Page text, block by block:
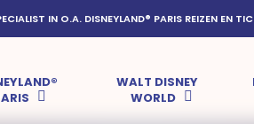
IN O.A. DISNEYLAND® PARIS REIZEN EN
WALT DISNEY
WORLD